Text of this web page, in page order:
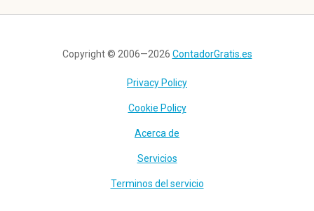
Copyright © 2006—2026 ContadorGratis.es
Privacy Policy
Cookie Policy
Acerca de
Servicios
Terminos del servicio